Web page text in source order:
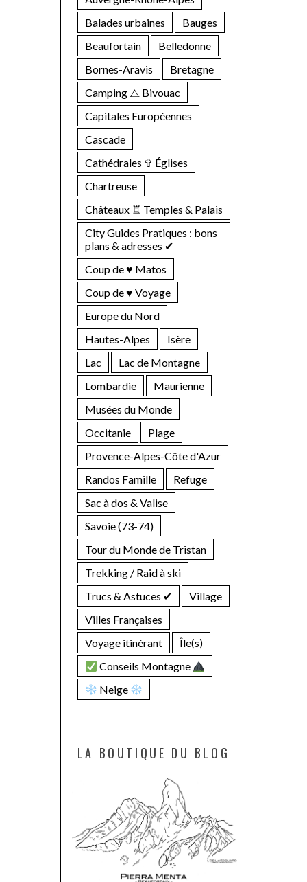
Balades urbaines
Bauges
Beaufortain
Belledonne
Bornes-Aravis
Bretagne
Camping ⧍ Bivouac
Capitales Européennes
Cascade
Cathédrales ✞ Églises
Chartreuse
Châteaux ♖ Temples & Palais
City Guides Pratiques : bons
plans & adresses ✔︎
Coup de ♥ Matos
Coup de ♥ Voyage
Europe du Nord
Hautes-Alpes
Isère
Lac
Lac de Montagne
Lombardie
Maurienne
Musées du Monde
Occitanie
Plage
Provence-Alpes-Côte d'Azur
Randos Famille
Refuge
Sac à dos & Valise
Savoie (73-74)
Tour du Monde de Tristan
Trekking / Raid à ski
Trucs & Astuces ✔︎
Village
Villes Françaises
Voyage itinérant
Île(s)
Conseils Montagne
Neige
LA BOUTIQUE DU BLOG